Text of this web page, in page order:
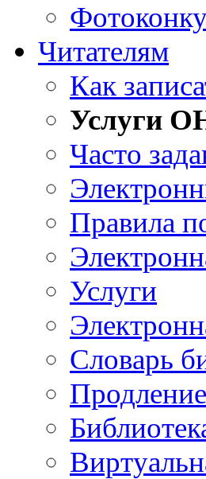
Читателям
Как
Услуги
Часто
Правила
Услуги
Словарь